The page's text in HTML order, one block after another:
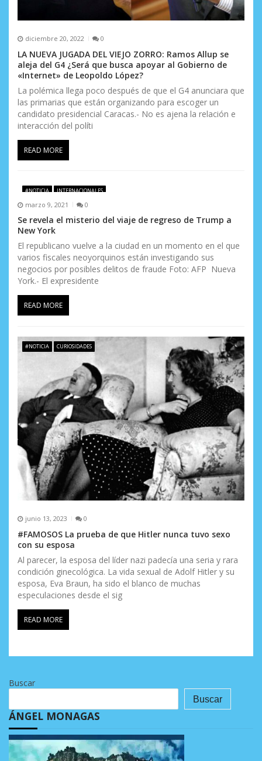
diciembre 20, 2022 0
LA NUEVA JUGADA DEL VIEJO ZORRO: Ramos Allup se
aleja del G4 ¿Será que busca apoyar al Gobierno de
«Internet» de Leopoldo López?
La polémica llega poco después de que el G4 anunciara que
las primarias que están organizando para escoger un
candidato presidencial Caracas.- No es ajena la relación e
interacción del políti
READ MORE
#NOTICIA INTERNACIONALES
marzo 9, 2021 0
Se revela el misterio del viaje de regreso de Trump a
New York
El republicano vuelve a la ciudad en un momento en el que
varios fiscales neoyorquinos están investigando sus
negocios por posibles delitos de fraude Foto: AFP Nueva
York.- El expresidente
READ MORE
#NOTICIA CURIOSIDADES
junio 13, 2023 0
#FAMOSOS La prueba de que Hitler nunca tuvo sexo
con su esposa
Al parecer, la esposa del líder nazi padecía una seria y rara
condición ginecológica. La vida sexual de Adolf Hitler y su
esposa, Eva Braun, ha sido el blanco de muchas
especulaciones desde el sig
READ MORE
Buscar
Buscar
ÁNGEL MONAGAS